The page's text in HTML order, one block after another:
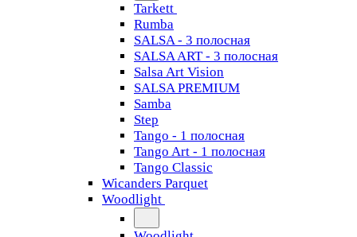
Tarkett
Rumba
SALSA - 3 полосная
SALSA ART - 3 полосная
Salsa Art Vision
SALSA PREMIUM
Samba
Step
Tango - 1 полосная
Tango Art - 1 полосная
Tango Classiс
Wicanders Parquet
Woodlight